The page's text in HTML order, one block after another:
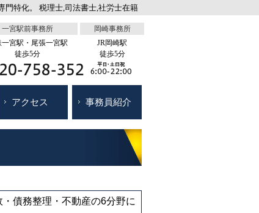
特化。 税理士,司法書士,社労士在籍
一宮駅前事務所
一宮駅・尾張一宮駅
徒歩5分
岡崎事務所
JR岡崎駅
徒歩5分
アクセス 事務員紹介
債務整理・不動産の6分野に